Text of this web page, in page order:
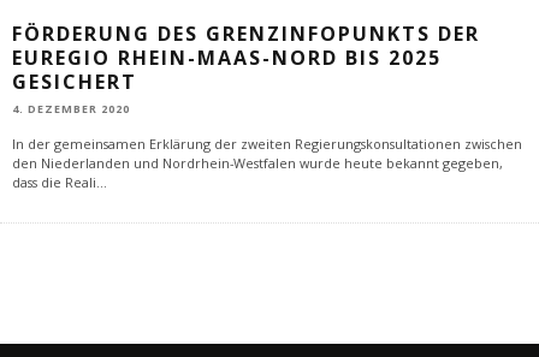
FÖRDERUNG DES GRENZINFOPUNKTS DER
EUREGIO RHEIN-MAAS-NORD BIS 2025
GESICHERT
4. DEZEMBER 2020
In der gemeinsamen Erklärung der zweiten Regierungskonsultationen zwischen
den Niederlanden und Nordrhein-Westfalen wurde heute bekannt gegeben,
dass die Reali...